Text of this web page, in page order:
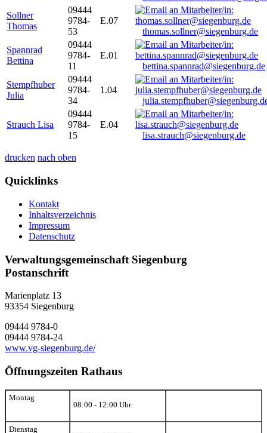
Sollner
Thomas
09444
9784-
53
E.07
thomas.sollner@siegenburg.de
Spannrad
Bettina
09444
9784-
11
E.01
bettina.spannrad@siegenburg.de
Stempfhuber
Julia
09444
9784-
34
1.04
Strauch Lisa
09444
9784-
15
E.04
lisa.strauch@siegenburg.de
drucken nach oben
Quicklinks
Kontakt
Inhaltsverzeichnis
Impressum
Datenschutz
Verwaltungsgemeinschaft Siegenburg
Postanschrift
Marienplatz 13
93354 Siegenburg
09444 9784-0
09444 9784-24
www.vg-siegenburg.de/
Öffnungszeiten Rathaus
Montag
08:00 - 12:00 Uhr
Dienstag